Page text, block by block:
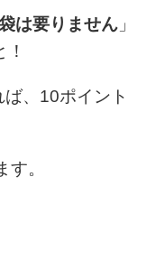
は要りません 」
、10ポイント
す。